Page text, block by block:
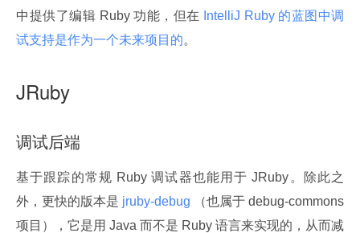
中提供了编辑 Ruby 功能，但在 IntelliJ Ruby 的蓝图中调
试支持是作为一个未来项目的。
JRuby
调试后端
基于跟踪的常规 Ruby 调试器也能用于 JRuby。除此之
外，更快的版本是 jruby-debug
（也属于 debug-commons
项目），它是用 Java 而不是 Ruby 语言来实现的，从而减